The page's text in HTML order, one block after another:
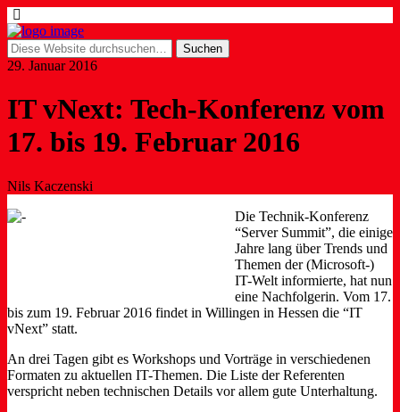
29. Januar 2016
IT vNext: Tech-Konferenz vom
17. bis 19. Februar 2016
Nils Kaczenski
Die Technik-Konferenz
“Server Summit”, die einige
Jahre lang über Trends und
Themen der (Microsoft-)
IT-Welt informierte, hat nun
eine Nachfolgerin. Vom 17.
bis zum 19. Februar 2016 findet in Willingen in Hessen die “IT
vNext” statt.
An drei Tagen gibt es Workshops und Vorträge in verschiedenen
Formaten zu aktuellen IT-Themen. Die Liste der Referenten
verspricht neben technischen Details vor allem gute Unterhaltung.